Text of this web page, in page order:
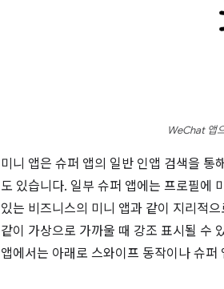
WeChat 앱
미니 앱은 슈퍼 앱의 일반 인앱 검색을 통
도 있습니다. 일부 슈퍼 앱에는 프로필에
있는 비즈니스의 미니 앱과 같이 지리적
같이 가상으로 가까울 때 강조 표시될 수
앱에서는 아래로 스와이프 동작이나 슈